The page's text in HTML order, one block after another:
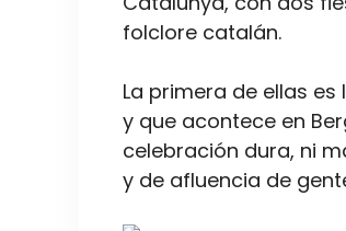
folclore catalán.
La primera de ellas es
y que acontece en
celebración dura, ni
y de afluencia de